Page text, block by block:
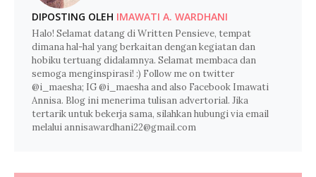
DIPOSTING OLEH IMAWATI A. WARDHANI
Halo! Selamat datang di Written Pensieve, tempat
dimana hal-hal yang berkaitan dengan kegiatan dan
hobiku tertuang didalamnya. Selamat membaca dan
semoga menginspirasi! :) Follow me on twitter
@i_maesha; IG @i_maesha and also Facebook Imawati
Annisa. Blog ini menerima tulisan advertorial. Jika
tertarik untuk bekerja sama, silahkan hubungi via email
melalui annisawardhani22@gmail.com